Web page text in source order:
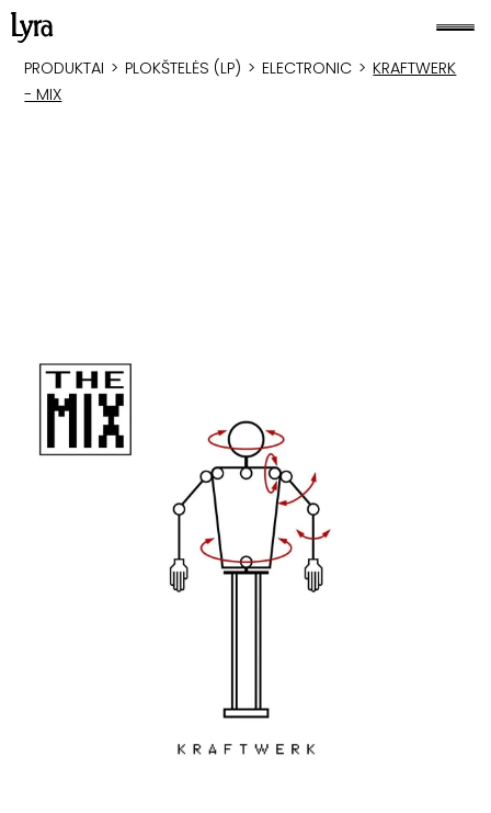
PRODUKTAI > PLOKŠTELĖS (LP) > ELECTRONIC > KRAFTWERK
- MIX